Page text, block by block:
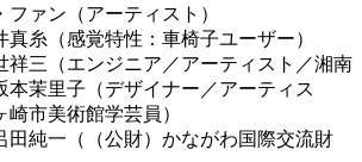
ァン（アーティスト）
糸（感覚特性：車椅子ユーザー）
祥三（エンジニア／アーティスト／湘南
本茉里子（デザイナー／アーティス
崎市美術館学芸員）
田純一（（公財）かながわ国際交流財